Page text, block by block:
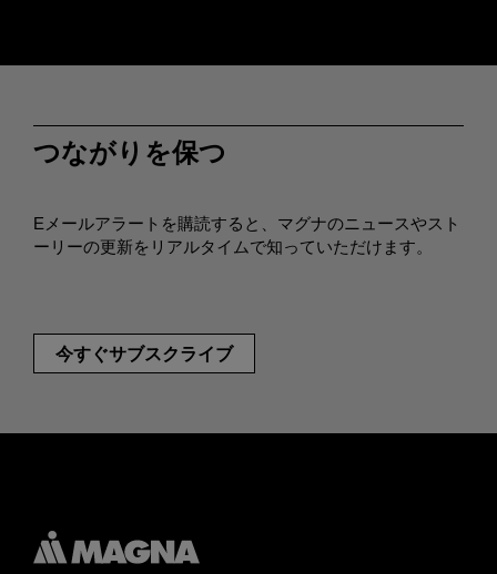
つながりを保つ
Eメールアラートを購読すると、マグナのニュースやスト
ーリーの更新をリアルタイムで知っていただけます。
今すぐサブスクライブ